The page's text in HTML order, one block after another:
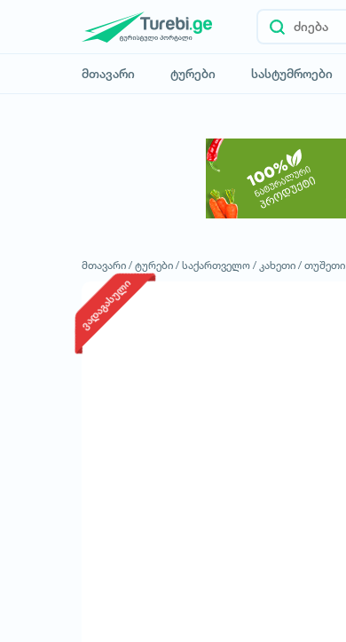
მთავარი ტურები სასტუმროები
მთავარი / ტურები / საქართველო / კახეთი / თუშეთი
ვადაგასული